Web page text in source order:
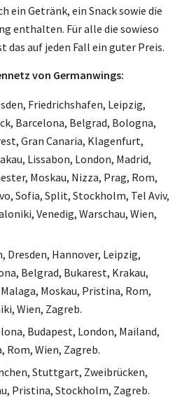
ein Getränk, ein Snack sowie die
enthalten. Für alle die sowieso
das auf jeden Fall ein guter Preis.
von Germanwings:
Friedrichshafen, Leipzig,
Barcelona, Belgrad, Bologna,
Gran Canaria, Klagenfurt,
Lissabon, London, Madrid,
Moskau, Nizza, Prag, Rom,
Sofia, Split, Stockholm, Tel Aviv,
Venedig, Warschau, Wien,
Hannover, Leipzig,
Belgrad, Bukarest, Krakau,
Moskau, Pristina, Rom,
Wien, Zagreb.
Budapest, London, Mailand,
Rom, Wien, Zagreb.
Stuttgart, Zweibrücken,
Pristina, Stockholm, Zagreb.